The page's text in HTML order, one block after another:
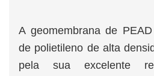
A geomembrana de
de polietileno de alta
pela sua excelente